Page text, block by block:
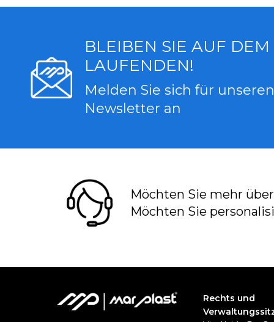
BLEIBEN SIE AUF DEM
LAUFENDEN!
Melden Sie sich für unseren
Newsletter an
Möchten Sie mehr
Möchten Sie
Rechts und